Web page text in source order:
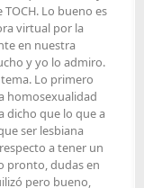
Lo bueno es
virtual por la
en nuestra
y yo lo admiro.
Lo primero
homosexualidad
dicho que lo que a
ser lesbiana
a tener un
pronto, dudas en
pero bueno,